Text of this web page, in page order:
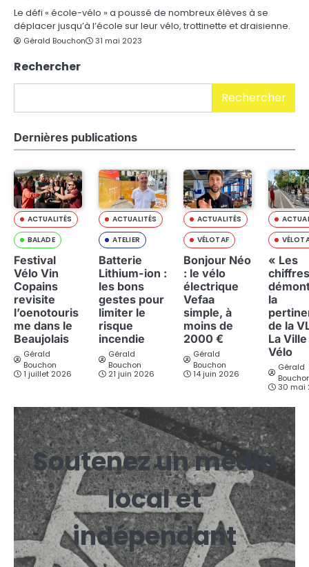
Le défi « école-vélo » a poussé de nombreux élèves à se
déplacer jusqu’à l’école sur leur vélo, trottinette et draisienne.
Gérald Bouchon 31 mai 2023
Rechercher
Rechercher
Dernières publications
ACTUALITÉS
BALADE
Festival
Vélo Vin
Copains
revisite
l’oenotouris
me dans le
Beaujolais
Gérald
Bouchon
1 juillet 2026
ACTUALITÉS
ATELIER
Batterie
Lithium-ion :
les bons
gestes pour
limiter le
risque
incendie
Gérald
Bouchon
21 juin 2026
ACTUALITÉS
VÉLOTAF
Bonjour Néo
: le vélo
électrique
Vefaa
simple, à
moins de
2000 €
Gérald
Bouchon
14 juin 2026
« Les
chiffres
la
de la
La Ville
Vélo
Gérald
30 mai
Soutenez un média
local et
indépendant